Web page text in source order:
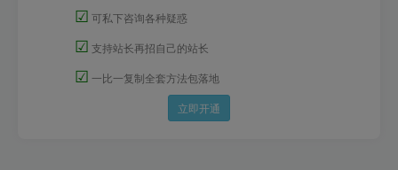
☑ 可私下咨询各种疑惑
☑ 支持站长再招自己的站长
☑ 一比一复制全套方法包落地
立即开通